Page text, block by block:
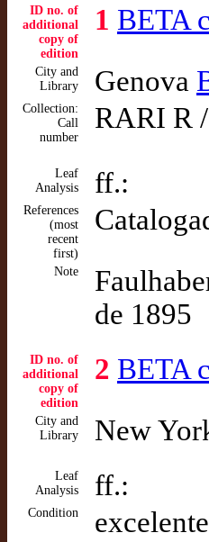
ID no. of
additional
copy of
edition
1 BETA
City and
Library
Genova
Collection:
Call
number
RARI R
Leaf
Analysis
ff.:
References
(most
recent
first)
Note
de 1895
ID no. of
additional
copy of
edition
2 BETA
City and
Library
New
Leaf
Analysis
ff.:
Condition